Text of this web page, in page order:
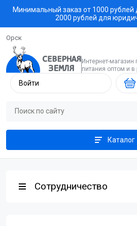
Минимальный заказ от 1000 рублей
2000 рублей для
Орск
Интернет-магазин
питания оптом и в
Войти
Каталог
Сотрудничество